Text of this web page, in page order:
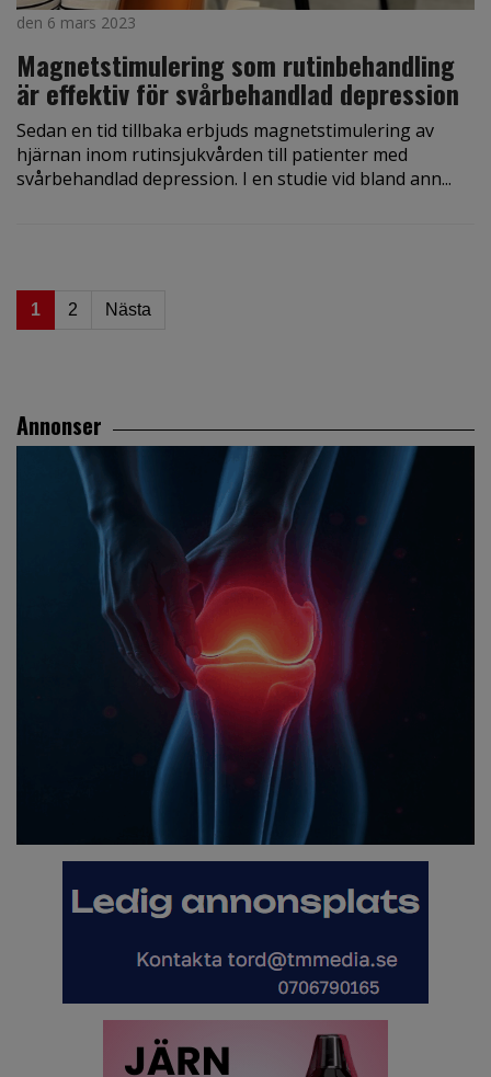
den 6 mars 2023
Magnetstimulering som rutinbehandling
är effektiv för svårbehandlad depression
Sedan en tid tillbaka erbjuds magnetstimulering av
hjärnan inom rutinsjukvården till patienter med
svårbehandlad depression. I en studie vid bland ann...
1 2 Nästa
Annonser